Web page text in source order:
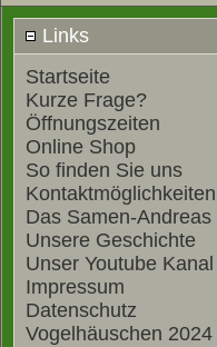
Links
Startseite
Kurze Frage?
Öffnungszeiten
Online Shop
So finden Sie uns
Kontaktmöglichkeiten
Das Samen-Andreas
Unsere Geschichte
Unser Youtube Kanal
Impressum
Datenschutz
Vogelhäuschen 2024